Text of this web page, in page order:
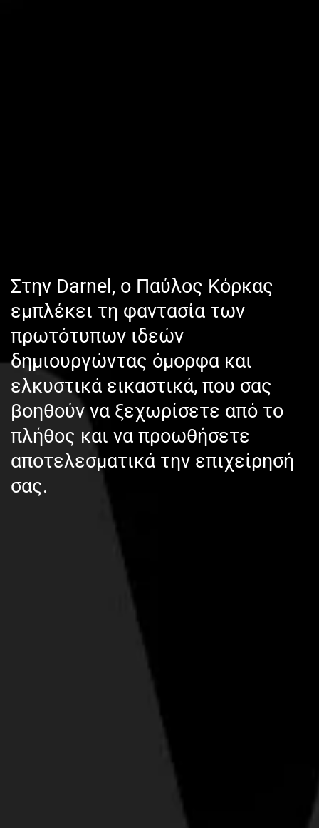
Στην Darnel, o Παύλος Κόρκας
εμπλέκει τη φαντασία των
πρωτότυπων ιδεών
δημιουργώντας όμορφα και
ελκυστικά εικαστικά, που σας
βοηθούν να ξεχωρίσετε από το
πλήθος και να προωθήσετε
αποτελεσματικά την επιχείρησή
σας.